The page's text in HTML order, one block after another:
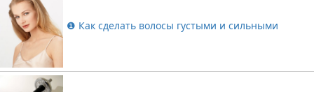
❶ Как сделать волосы густыми и сильными